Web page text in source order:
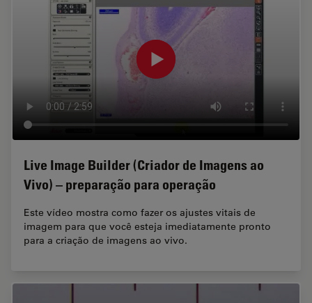
Live Image Builder (Criador de Imagens ao
Vivo) – preparação para operação
Este vídeo mostra como fazer os ajustes vitais de
imagem para que você esteja imediatamente pronto
para a criação de imagens ao vivo.